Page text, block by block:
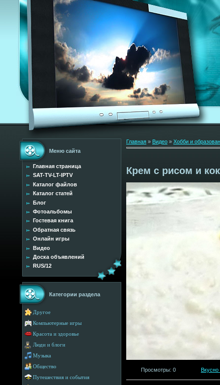
Меню сайта
Главная страница
SAT-TV-LT-IPTV
Каталог файлов
Каталог статей
Блог
Фотоальбомы
Гостевая книга
Обратная связь
Онлайн игры
Видео
Доска объявлений
RUS/12
Категории раздела
Другое
Компьютерные игры
Красота и здоровье
Люди и блоги
Музыка
Общество
Путешествия и события
Главная » Видео » Хобби и
Крем с рисом и
Просмотры: 0 Вкусно